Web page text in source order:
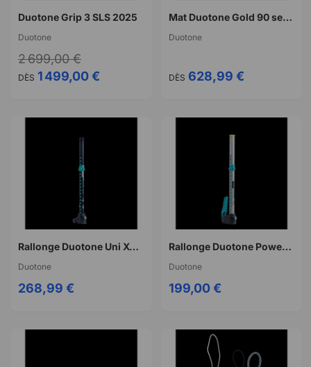
Duotone Grip 3 SLS 2025
Duotone
DÈS 1 499,00 €
2 699,00 €
Mat Duotone Gold 90 series RDM
Duotone
DÈS 628,99 €
Rallonge Duotone Uni XT SlS rdm 36cm carbon
Duotone
268,99 €
Rallonge Duotone Power XT 2.0 RDM 36cm
Duotone
199,00 €